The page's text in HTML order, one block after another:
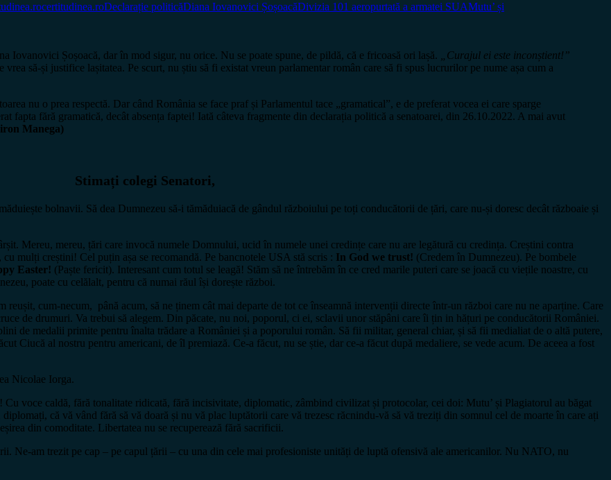
certitudinea.roDeclarație politicăDiana Iovanovici ȘoșoacăDivizia 101 aeropurtată a armatei SUAMutu’ și
Iovanovici Șoșoacă, dar în mod sigur, nu orice. Nu se poate spune, de pildă, că e fricoasă ori lașă.
„Curajul ei este inconștient!”
să-și justifice lașitatea. Pe scurt, nu știu să fi existat vreun parlamentar român care să fi spus lucrurilor pe nume așa cum a
nu o prea respectă. Dar când România se face praf și Parlamentul tace „gramatical”, e de preferat vocea ei care sparge
fapta fără gramatică, decât absența faptei! Iată câteva fragmente din declarația politică a senatoarei, din 26.10.2022. A mai avut
Manega)
Stimați colegi Senatori,
bolnavii. Să dea Dumnezeu să-i tămăduiacă de gândul războiului pe toți conducătorii de țări, care nu-și doresc decât războaie și
mereu, țări care invocă numele Domnului, ucid în numele unei credințe care nu are legătură cu credința. Creștini contra
mulți creștini! Cel puțin așa se recomandă. Pe bancnotele USA stă scris : In God we trust! (Credem în Dumnezeu). Pe bombele
Easter! (Paște fericit). Interesant cum totul se leagă! Stăm să ne întrebăm în ce cred marile puteri care se joacă cu viețile noastre, cu
poate cu celălalt, pentru că numai răul își dorește război.
cum-necum, până acum, să ne ținem cât mai departe de tot ce înseamnă intervenții directe într-un război care nu ne aparține. Care
de drumuri. Va trebui să alegem. Din păcate, nu noi, poporul, ci ei, sclavii unor stăpâni care îi țin in hățuri pe conducătorii României.
de medalii primite pentru înalta trădare a României și a poporului român. Să fii militar, general chiar, și să fii medialiat de o altă putere,
Ciucă al nostru pentru americani, de îl premiază. Ce-a făcut, nu se știe, dar ce-a făcut după medaliere, se vede acum. De aceea a fost
Nicolae Iorga.
voce caldă, fără tonalitate ridicată, fără incisivitate, diplomatic, zâmbind civilizat și protocolar, cei doi: Mutu’ și Plagiatorul au băgat
că vă vând fără să vă doară și nu vă plac luptătorii care vă trezesc răcnindu-vă să vă treziți din somnul cel de moarte în care ați
din comoditate. Libertatea nu se recuperează fără sacrificii.
Ne-am trezit pe cap – pe capul țării – cu una din cele mai profesioniste unități de luptă ofensivă ale americanilor. Nu NATO, nu